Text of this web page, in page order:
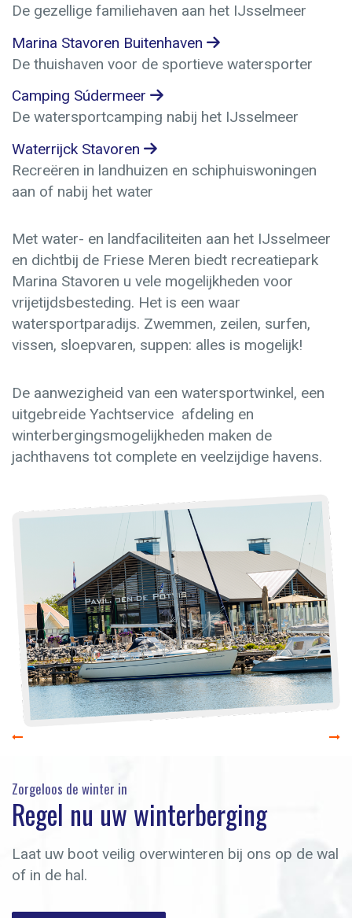
De gezellige familiehaven aan het IJsselmeer
Marina Stavoren Buitenhaven
De thuishaven voor de sportieve watersporter
Camping Súdermeer
De watersportcamping nabij het IJsselmeer
Waterrijck Stavoren
Recreëren in landhuizen en schiphuiswoningen
aan of nabij het water
Met water- en landfaciliteiten aan het IJsselmeer
en dichtbij de Friese Meren biedt recreatiepark
Marina Stavoren u vele mogelijkheden voor
vrijetijdsbesteding. Het is een waar
watersportparadijs. Zwemmen, zeilen, surfen,
vissen, sloepvaren, suppen: alles is mogelijk!
De aanwezigheid van een watersportwinkel, een
uitgebreide Yachtservice afdeling en
winterbergingsmogelijkheden maken de
jachthavens tot complete en veelzijdige havens.
Zorgeloos de winter in
Regel nu uw winterberging
Laat uw boot veilig overwinteren bij ons op de wal
of in de hal.